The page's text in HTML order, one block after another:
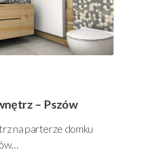
– Pszów
na parterze domku